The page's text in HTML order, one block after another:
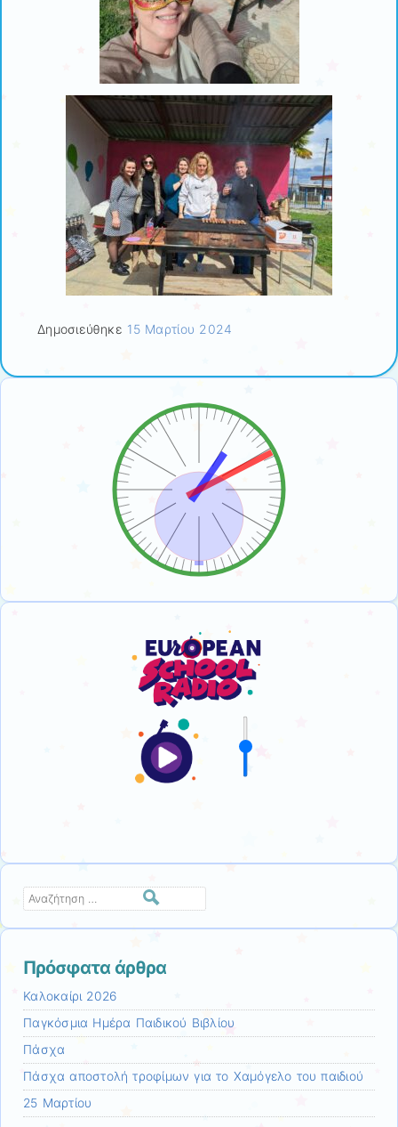
Δημοσιεύθηκε 15 Μαρτίου 2024
Αναζήτηση
Πρόσφατα άρθρα
Καλοκαίρι 2026
Παγκόσμια Ημέρα Παιδικού Βιβλίου
Πάσχα
Πάσχα αποστολή τροφίμων για το Χαμόγελο του παιδιού
25 Μαρτίου